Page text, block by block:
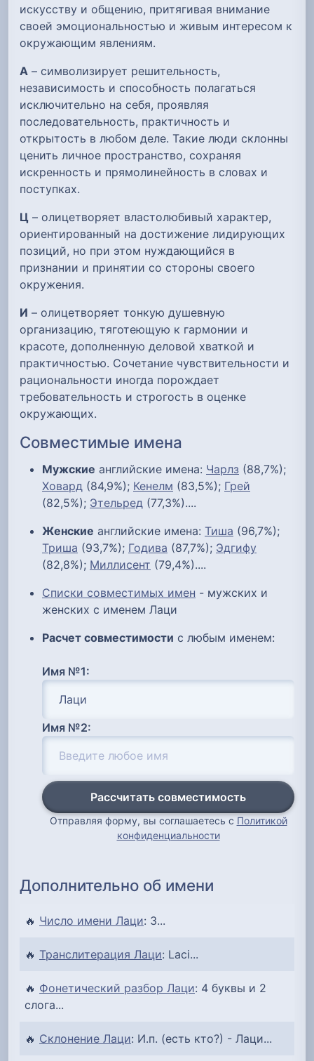
искусству и общению, притягивая внимание
своей эмоциональностью и живым интересом к
окружающим явлениям.
А – символизирует решительность,
независимость и способность полагаться
исключительно на себя, проявляя
последовательность, практичность и
открытость в любом деле. Такие люди склонны
ценить личное пространство, сохраняя
искренность и прямолинейность в словах и
поступках.
Ц – олицетворяет властолюбивый характер,
ориентированный на достижение лидирующих
позиций, но при этом нуждающийся в
признании и принятии со стороны своего
окружения.
И – олицетворяет тонкую душевную
организацию, тяготеющую к гармонии и
красоте, дополненную деловой хваткой и
практичностью. Сочетание чувствительности и
рациональности иногда порождает
требовательность и строгость в оценке
окружающих.
Совместимые имена
Мужские английские имена: Чарлз (88,7%);
Ховард (84,9%); Кенелм (83,5%); Грей
(82,5%); Этельред (77,3%)....
Женские английские имена: Тиша (96,7%);
Триша (93,7%); Годива (87,7%); Эдгифу
(82,8%); Миллисент (79,4%)....
Списки совместимых имен - мужских и
женских с именем Лаци
Расчет совместимости с любым именем:
Имя №1:
Имя №2:
Рассчитать совместимость
Отправляя форму, вы соглашаетесь с Политикой
конфиденциальности
Дополнительно об имени
🔥 Число имени Лаци: 3...
🔥 Транслитерация Лаци: Laci...
🔥 Фонетический разбор Лаци: 4 буквы и 2
слога...
🔥 Склонение Лаци: И.п. (есть кто?) - Лаци...